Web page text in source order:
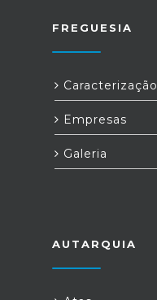
FREGUESIA
Caracterização
Empresas
Galeria
AUTARQUIA